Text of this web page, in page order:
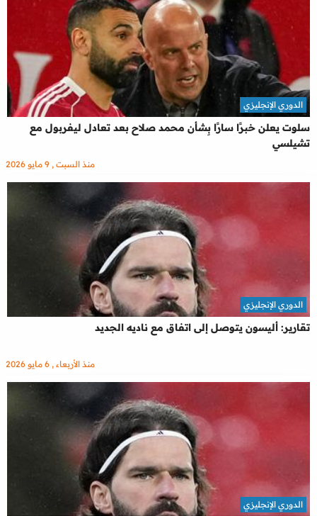
سلوت يعلن خبرًا سارًا بِشأن محمد صلاح بعد تعادل ليفربول مع
تشيلسي
الدوري الإنجليزي
منذ السبت , 9 مايو 2026
تقارير: أليسون يتوصل إلى اتفاق مع ناديه الجديد
الدوري الإنجليزي
منذ الأربعاء , 6 مايو 2026
الدوري الإنجليزي